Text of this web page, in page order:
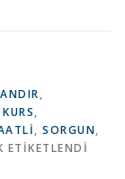
,
KURS,
, SORGUN,
ETIKETLENDI